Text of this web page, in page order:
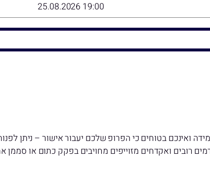
19:00 25.08.2026
בטוחים כי הפרופ שלכם יעבור אישור – ניתן לפנות
רובים ואקדחים מזוייפים מחויבים בפקק כתום או